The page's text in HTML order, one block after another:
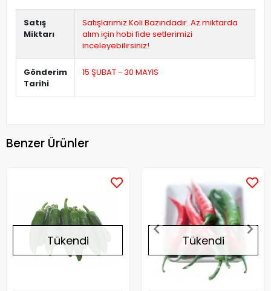
Satış
Miktarı
Satışlarımız Koli Bazındadır. Az miktarda
alım için hobi fide setlerimizi
inceleyebilirsiniz!
Gönderim
Tarihi
15 ŞUBAT - 30 MAYIS
Benzer Ürünler
Tükendi Tükendi